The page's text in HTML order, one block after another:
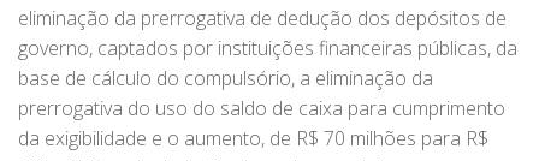
eliminação da prerrogativa de dedução dos depósitos de
governo, captados por instituições financeiras públicas, da
base de cálculo do compulsório, a eliminação da
prerrogativa do uso do saldo de caixa para cumprimento
da exigibilidade e o aumento, de R$ 70 milhões para R$